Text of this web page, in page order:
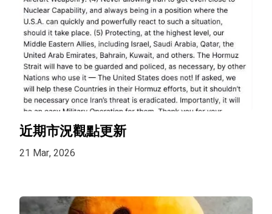
近期市況觀點更新
21 Mar, 2026